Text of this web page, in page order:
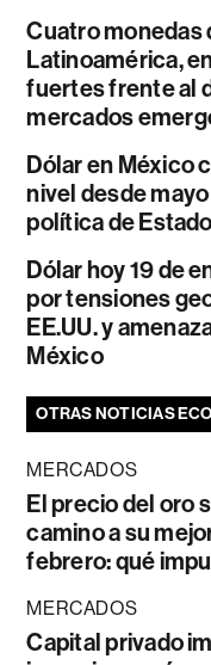
Cuatro monedas
Latinoamérica,
fuertes frente al
mercados
Dólar en México
nivel desde
política de
Dólar hoy 19 de
por tensiones
EE.UU. y
México
OTRAS NOTICIAS
MERCADOS
El precio del oro
camino a su
febrero: qué
MERCADOS
Capital privado